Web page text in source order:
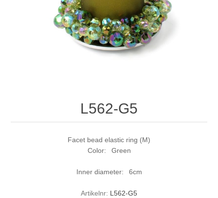
L562-G5
Facet bead elastic ring (M)
Color: Green
Inner diameter: 6cm
Artikelnr: L562-G5